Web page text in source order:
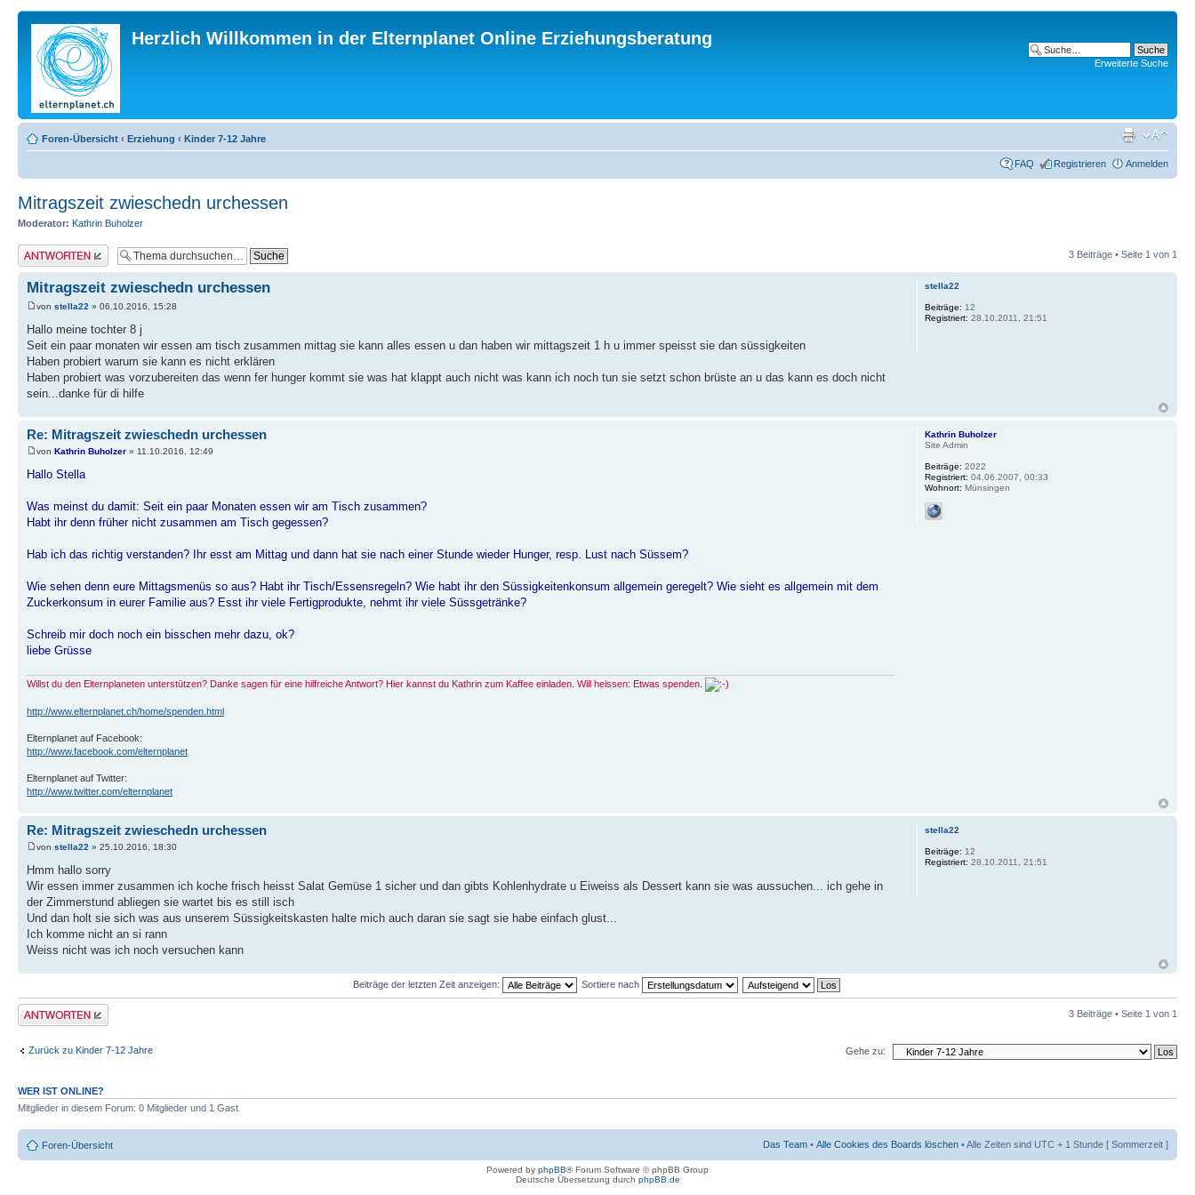
Herzlich Willkommen in der Elternplanet Online Erziehungsberatung
Erweiterte Suche
Foren-Übersicht ‹ Erziehung ‹ Kinder 7-12 Jahre
FAQ Registrieren Anmelden
Mitragszeit zwieschedn urchessen
Moderator: Kathrin Buholzer
Antwort erstellen 3 Beiträge • Seite 1 von 1
Mitragszeit zwieschedn urchessen
von stella22 » 06.10.2016, 15:28
Hallo meine tochter 8 j
Seit ein paar monaten wir essen am tisch zusammen mittag sie kann alles essen u dan haben wir mittagszeit 1 h u immer speisst sie dan süssigkeiten
Haben probiert warum sie kann es nicht erklären
Haben probiert was vorzubereiten das wenn fer hunger kommt sie was hat klappt auch nicht was kann ich noch tun sie setzt schon brüste an u das kann es doch nicht
sein...danke für di hilfe
stella22
Beiträge: 12
Registriert: 28.10.2011, 21:51
Re: Mitragszeit zwieschedn urchessen
von Kathrin Buholzer » 11.10.2016, 12:49
Hallo Stella
Was meinst du damit: Seit ein paar Monaten essen wir am Tisch zusammen?
Habt ihr denn früher nicht zusammen am Tisch gegessen?
Hab ich das richtig verstanden? Ihr esst am Mittag und dann hat sie nach einer Stunde wieder Hunger, resp. Lust nach Süssem?
Wie sehen denn eure Mittagsmenüs so aus? Habt ihr Tisch/Essensregeln? Wie habt ihr den Süssigkeitenkonsum allgemein geregelt? Wie sieht es allgemein mit dem
Zuckerkonsum in eurer Familie aus? Esst ihr viele Fertigprodukte, nehmt ihr viele Süssgetränke?
Schreib mir doch noch ein bisschen mehr dazu, ok?
liebe Grüsse
Willst du den Elternplaneten unterstützen? Danke sagen für eine hilfreiche Antwort? Hier kannst du Kathrin zum Kaffee einladen. Will heissen: Etwas spenden.
http://www.elternplanet.ch/home/spenden.html
Elternplanet auf Facebook:
http://www.facebook.com/elternplanet
Elternplanet auf Twitter:
http://www.twitter.com/elternplanet
Kathrin Buholzer
Site Admin
Beiträge: 2022
Registriert: 04.06.2007, 00:33
Wohnort: Münsingen
Re: Mitragszeit zwieschedn urchessen
von stella22 » 25.10.2016, 18:30
Hmm hallo sorry
Wir essen immer zusammen ich koche frisch heisst Salat Gemüse 1 sicher und dan gibts Kohlenhydrate u Eiweiss als Dessert kann sie was aussuchen... ich gehe in
der Zimmerstund abliegen sie wartet bis es still isch
Und dan holt sie sich was aus unserem Süssigkeitskasten halte mich auch daran sie sagt sie habe einfach glust...
Ich komme nicht an si rann
Weiss nicht was ich noch versuchen kann
stella22
Beiträge: 12
Registriert: 28.10.2011, 21:51
Beiträge der letzten Zeit anzeigen: Sortiere nach
Antwort erstellen 3 Beiträge • Seite 1 von 1
Zurück zu Kinder 7-12 Jahre Gehe zu:
WER IST ONLINE?
Mitglieder in diesem Forum: 0 Mitglieder und 1 Gast
Foren-Übersicht Das Team • Alle Cookies des Boards löschen • Alle Zeiten sind UTC + 1 Stunde [ Sommerzeit ]
Powered by phpBB® Forum Software © phpBB Group
Deutsche Übersetzung durch phpBB.de